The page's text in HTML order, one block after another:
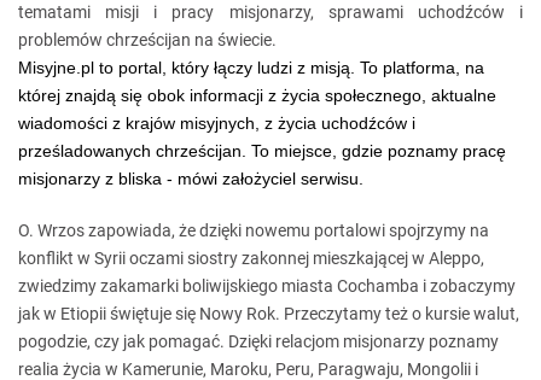
tematami misji i pracy misjonarzy, sprawami uchodźców i
problemów chrześcijan na świecie.
Misyjne.pl to portal, który łączy ludzi z misją. To platforma, na
której znajdą się obok informacji z życia społecznego, aktualne
wiadomości z krajów misyjnych, z życia uchodźców i
prześladowanych chrześcijan. To miejsce, gdzie poznamy pracę
misjonarzy z bliska - mówi założyciel serwisu.
O. Wrzos zapowiada, że dzięki nowemu portalowi spojrzymy na
konflikt w Syrii oczami siostry zakonnej mieszkającej w Aleppo,
zwiedzimy zakamarki boliwijskiego miasta Cochamba i zobaczymy
jak w Etiopii świętuje się Nowy Rok. Przeczytamy też o kursie walut,
pogodzie, czy jak pomagać. Dzięki relacjom misjonarzy poznamy
realia życia w Kamerunie, Maroku, Peru, Paragwaju, Mongolii i